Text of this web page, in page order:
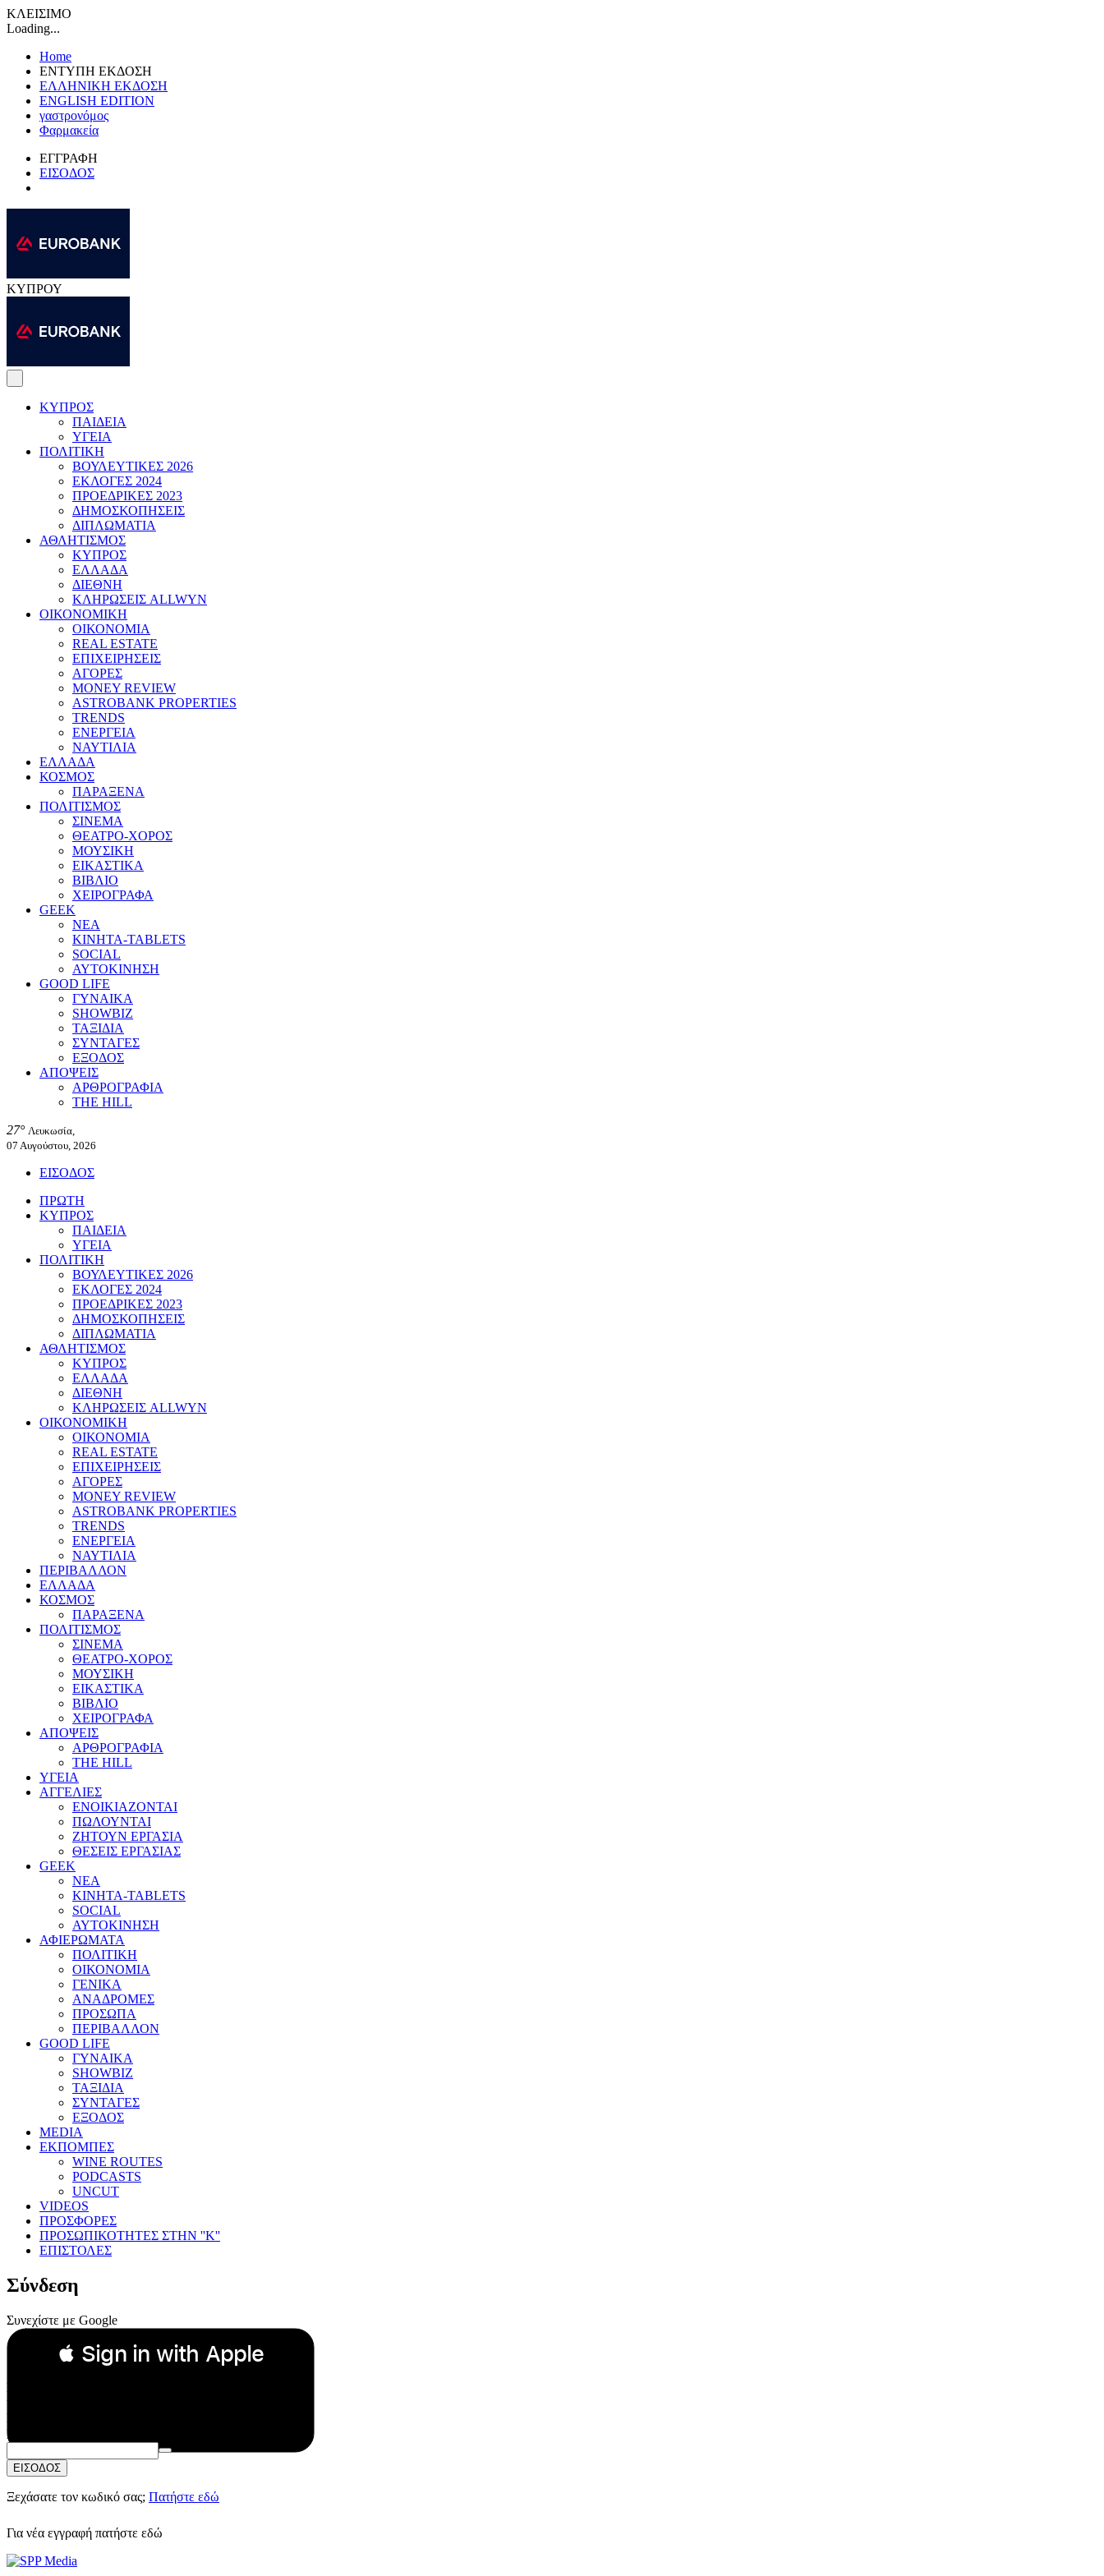
ΚΛΕΙΣΙΜΟ
Loading...
Home
ΕΝΤΥΠΗ ΕΚΔΟΣΗ
ΕΛΛΗΝΙΚΗ ΕΚΔΟΣΗ
ENGLISH EDITION
γαστρονόμος
Φαρμακεία
ΕΓΓΡΑΦΗ
ΕΙΣΟΔΟΣ
ΚΥΠΡΟΥ
ΚΥΠΡΟΣ
ΠΑΙΔΕΙΑ
ΥΓΕΙΑ
ΠΟΛΙΤΙΚΗ
ΒΟΥΛΕΥΤΙΚΕΣ 2026
ΕΚΛΟΓΕΣ 2024
ΠΡΟΕΔΡΙΚΕΣ 2023
ΔΗΜΟΣΚΟΠΗΣΕΙΣ
ΔΙΠΛΩΜΑΤΙΑ
ΑΘΛΗΤΙΣΜΟΣ
ΚΥΠΡΟΣ
ΕΛΛΑΔΑ
ΔΙΕΘΝΗ
ΚΛΗΡΩΣΕΙΣ ALLWYN
ΟΙΚΟΝΟΜΙΚΗ
ΟΙΚΟΝΟΜΙΑ
REAL ESTATE
ΕΠΙΧΕΙΡΗΣΕΙΣ
ΑΓΟΡΕΣ
MONEY REVIEW
ASTROBANK PROPERTIES
TRENDS
ΕΝΕΡΓΕΙΑ
ΝΑΥΤΙΛΙΑ
ΕΛΛΑΔΑ
ΚΟΣΜΟΣ
ΠΑΡΑΞΕΝΑ
ΠΟΛΙΤΙΣΜΟΣ
ΣΙΝΕΜΑ
ΘΕΑΤΡΟ-ΧΟΡΟΣ
ΜΟΥΣΙΚΗ
ΕΙΚΑΣΤΙΚΑ
ΒΙΒΛΙΟ
ΧΕΙΡΟΓΡΑΦΑ
GEEK
ΝΕΑ
ΚΙΝΗΤΑ-TABLETS
SOCIAL
ΑΥΤΟΚΙΝΗΣΗ
GOOD LIFE
ΓΥΝΑΙΚΑ
SHOWBIZ
ΤΑΞΙΔΙΑ
ΣΥΝΤΑΓΕΣ
ΕΞΟΔΟΣ
ΑΠΟΨΕΙΣ
ΑΡΘΡΟΓΡΑΦΙΑ
THE HILL
27° Λευκωσία,
07 Αυγούστου, 2026
ΕΙΣΟΔΟΣ
ΠΡΩΤΗ
ΚΥΠΡΟΣ
ΠΑΙΔΕΙΑ
ΥΓΕΙΑ
ΠΟΛΙΤΙΚΗ
ΒΟΥΛΕΥΤΙΚΕΣ 2026
ΕΚΛΟΓΕΣ 2024
ΠΡΟΕΔΡΙΚΕΣ 2023
ΔΗΜΟΣΚΟΠΗΣΕΙΣ
ΔΙΠΛΩΜΑΤΙΑ
ΑΘΛΗΤΙΣΜΟΣ
ΚΥΠΡΟΣ
ΕΛΛΑΔΑ
ΔΙΕΘΝΗ
ΚΛΗΡΩΣΕΙΣ ALLWYN
ΟΙΚΟΝΟΜΙΚΗ
ΟΙΚΟΝΟΜΙΑ
REAL ESTATE
ΕΠΙΧΕΙΡΗΣΕΙΣ
ΑΓΟΡΕΣ
MONEY REVIEW
ASTROBANK PROPERTIES
TRENDS
ΕΝΕΡΓΕΙΑ
ΝΑΥΤΙΛΙΑ
ΠΕΡΙΒΑΛΛΟΝ
ΕΛΛΑΔΑ
ΚΟΣΜΟΣ
ΠΑΡΑΞΕΝΑ
ΠΟΛΙΤΙΣΜΟΣ
ΣΙΝΕΜΑ
ΘΕΑΤΡΟ-ΧΟΡΟΣ
ΜΟΥΣΙΚΗ
ΕΙΚΑΣΤΙΚΑ
ΒΙΒΛΙΟ
ΧΕΙΡΟΓΡΑΦΑ
ΑΠΟΨΕΙΣ
ΑΡΘΡΟΓΡΑΦΙΑ
THE HILL
ΥΓΕΙΑ
ΑΓΓΕΛΙΕΣ
ΕΝΟΙΚΙΑΖΟΝΤΑΙ
ΠΩΛΟΥΝΤΑΙ
ΖΗΤΟΥΝ ΕΡΓΑΣΙΑ
ΘΕΣΕΙΣ ΕΡΓΑΣΙΑΣ
GEEK
ΝΕΑ
ΚΙΝΗΤΑ-TABLETS
SOCIAL
ΑΥΤΟΚΙΝΗΣΗ
ΑΦΙΕΡΩΜΑΤΑ
ΠΟΛΙΤΙΚΗ
ΟΙΚΟΝΟΜΙΑ
ΓΕΝΙΚΑ
ΑΝΑΔΡΟΜΕΣ
ΠΡΟΣΩΠΑ
ΠΕΡΙΒΑΛΛΟΝ
GOOD LIFE
ΓΥΝΑΙΚΑ
SHOWBIZ
ΤΑΞΙΔΙΑ
ΣΥΝΤΑΓΕΣ
ΕΞΟΔΟΣ
MEDIA
ΕΚΠΟΜΠΕΣ
WINE ROUTES
PODCASTS
UNCUT
VIDEOS
ΠΡΟΣΦΟΡΕΣ
ΠΡΟΣΩΠΙΚΟΤΗΤΕΣ ΣΤΗΝ ''Κ''
ΕΠΙΣΤΟΛΕΣ
Σύνδεση
Συνεχίστε με Google
 Sign in with Apple
Συνεχίστε με Apple
ή
Email:
Κωδικός Πρόσβασης:
ΕΙΣΟΔΟΣ
Ξεχάσατε τον κωδικό σας; Πατήστε εδώ
Για νέα εγγραφή πατήστε εδώ